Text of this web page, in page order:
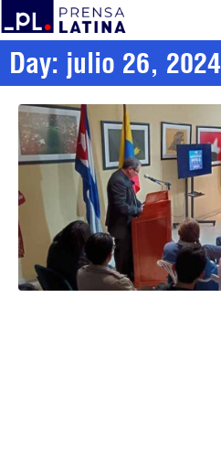
Day: julio 26, 2024